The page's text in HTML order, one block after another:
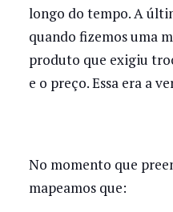
longo do tempo. A
quando fizemos uma
produto que exigiu
e o preço. Essa era a
No momento que
mapeamos que: